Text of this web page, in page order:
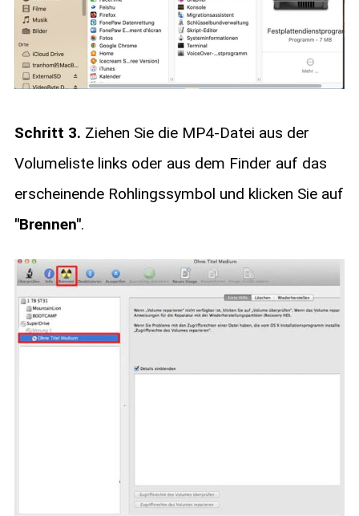
Schritt 3. Ziehen Sie die MP4-Datei aus der
Volumeliste links oder aus dem Finder auf das
erscheinende Rohlingssymbol und klicken Sie auf
"Brennen".